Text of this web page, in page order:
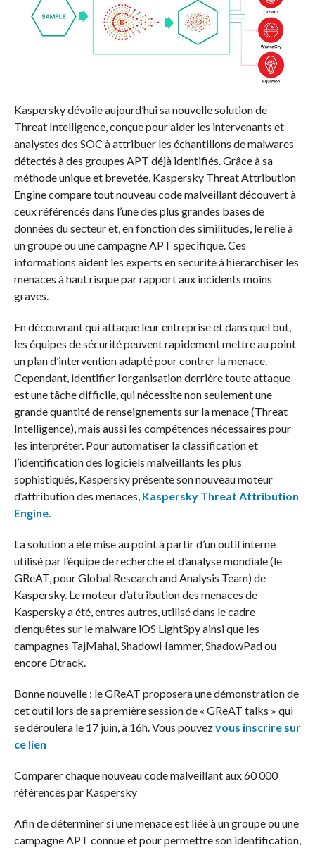
Kaspersky dévoile aujourd’hui sa nouvelle solution de
Threat Intelligence, conçue pour aider les intervenants et
analystes des SOC à attribuer les échantillons de malwares
détectés à des groupes APT déjà identifiés. Grâce à sa
méthode unique et brevetée, Kaspersky Threat Attribution
Engine compare tout nouveau code malveillant découvert à
ceux référencés dans l’une des plus grandes bases de
données du secteur et, en fonction des similitudes, le relie à
un groupe ou une campagne APT spécifique. Ces
informations aident les experts en sécurité à hiérarchiser les
menaces à haut risque par rapport aux incidents moins
graves.
En découvrant qui attaque leur entreprise et dans quel but,
les équipes de sécurité peuvent rapidement mettre au point
un plan d’intervention adapté pour contrer la menace.
Cependant, identifier l’organisation derrière toute attaque
est une tâche difficile, qui nécessite non seulement une
grande quantité de renseignements sur la menace (Threat
Intelligence), mais aussi les compétences nécessaires pour
les interpréter. Pour automatiser la classification et
l’identification des logiciels malveillants les plus
sophistiqués, Kaspersky présente son nouveau moteur
d’attribution des menaces, Kaspersky Threat Attribution
Engine.
La solution a été mise au point à partir d’un outil interne
utilisé par l’équipe de recherche et d’analyse mondiale (le
GReAT, pour Global Research and Analysis Team) de
Kaspersky. Le moteur d’attribution des menaces de
Kaspersky a été, entres autres, utilisé dans le cadre
d’enquêtes sur le malware iOS LightSpy ainsi que les
campagnes TajMahal, ShadowHammer, ShadowPad ou
encore Dtrack.
Bonne nouvelle: le GReAT proposera une démonstration de
cet outil lors de sa première session de « GReAT talks » qui
se déroulera le 17 juin, à 16h. Vous pouvezvous inscrire sur
ce lien
Comparer chaque nouveau code malveillant aux 60 000
référencés par Kaspersky
Afin de déterminer si une menace est liée à un groupe ou une
campagne APT connue et pour permettre son identification,